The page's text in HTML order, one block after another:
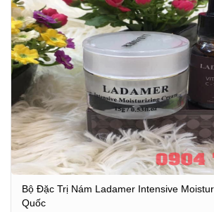
Bộ Đặc Trị Nám Ladamer Intensive
Quốc